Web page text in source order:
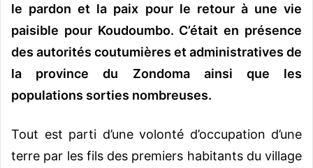
le pardon et la paix pour le retour à une vie
paisible pour Koudoumbo. C’était en présence
des autorités coutumières et administratives de
la province du Zondoma ainsi que les
populations sorties nombreuses.
Tout est parti d’une volonté d’occupation d’une
terre par les fils des premiers habitants du village